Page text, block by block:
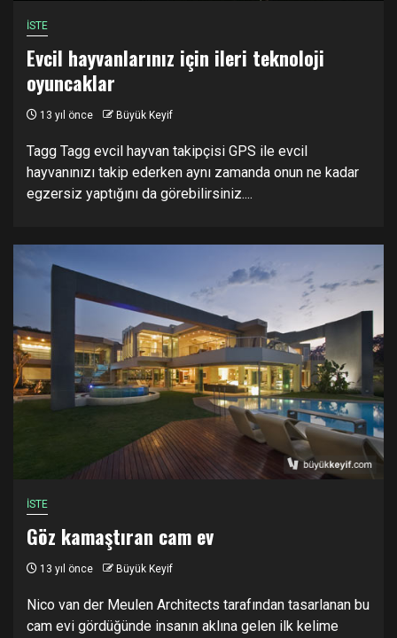
İSTE
Evcil hayvanlarınız için ileri teknoloji
oyuncaklar
13 yıl önce Büyük Keyif
Tagg Tagg evcil hayvan takipçisi GPS ile evcil
hayvanınızı takip ederken aynı zamanda onun ne kadar
egzersiz yaptığını da görebilirsiniz....
İSTE
Göz kamaştıran cam ev
13 yıl önce Büyük Keyif
Nico van der Meulen Architects tarafından tasarlanan bu
cam evi gördüğünde insanın aklına gelen ilk kelime